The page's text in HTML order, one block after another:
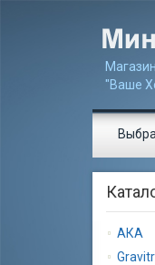
"Ваше
АКА